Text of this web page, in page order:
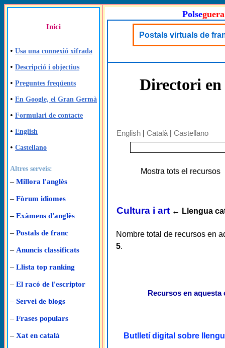
Inici
• Usa una connexió xifrada
• Descripció i objectius
• Preguntes freqüents
• En Google, el Gran Germà
• Formulari de contacte
• English
• Castellano
Altres serveis:
– Millora l'anglès
– Fòrum idiomes
– Exàmens d'anglès
– Postals de franc
– Anuncis classificats
– Llista top ranking
– El racó de l'escriptor
– Servei de blogs
– Frases populars
– Xat en català
Polseguera
Postals virtuals de
Directori en
English Català Castellano
Mostra tots el recursos
Cultura i art ← Llengua
Nombre total de recursos en
5.
Recursos en aquesta
Butlletí digital sobre